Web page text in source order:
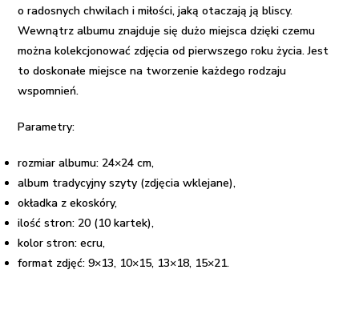
o radosnych chwilach i miłości, jaką otaczają ją bliscy.
Wewnątrz albumu znajduje się dużo miejsca dzięki czemu
można kolekcjonować zdjęcia od pierwszego roku życia. Jest
to doskonałe miejsce na tworzenie każdego rodzaju
wspomnień.
Parametry:
rozmiar albumu: 24×24 cm,
album tradycyjny szyty (zdjęcia wklejane),
okładka z ekoskóry,
ilość stron: 20 (10 kartek),
kolor stron: ecru,
format zdjęć: 9×13, 10×15, 13×18, 15×21.